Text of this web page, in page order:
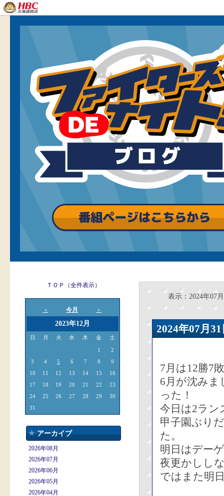
ＴＯＰ（全件表示）
＜ 今月 ＞
2023年12月
日 月 火 水 木 金 土
1
2
3
4 5 6 7 8
9
10
11 12 13 14 15
16
17
18 19 20 21 22
23
24
25 26 27 28 29
30
31
アーカイブ
2026年08月
2026年07月
2026年06月
2026年05月
2026年04月
表示：2024年07月
2024年07
7月は12勝7
6月が沈みま
った！
今日は2ラン
甲子園ぶり
た。
明日はデー
夜更かしし
ではまた明